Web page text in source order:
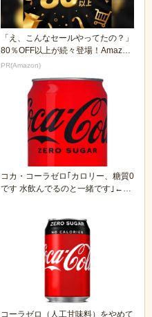
「え、こんなセールやってたの？」
80％OFF以上が続々登場！Amazon
の本気が...
PR(Amazon)
コカ・コーラゼロ｢カロリー、糖質0
です 水飲んでるのと一緒です｣←い
コーラゼロ（人工甘味料）をやめて